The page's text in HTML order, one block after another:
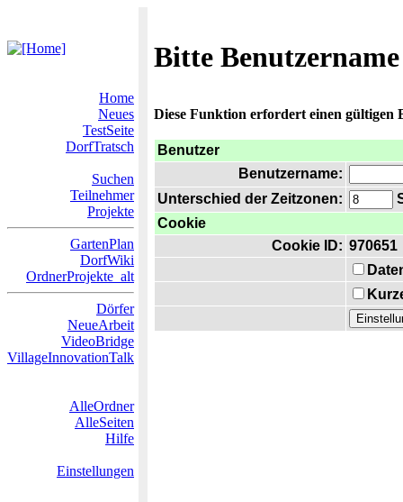
Bitte
Home
Neues
TestSeite
DorfTratsch
Suchen
Teilnehmer
Projekte
GartenPlan
DorfWiki
OrdnerProjekte_alt
Dörfer
NeueArbeit
VideoBridge
VillageInnovationTalk
AlleOrdner
AlleSeiten
Hilfe
Einstellungen
Diese Funktion erfordert einen gültigen
Benutzer
Benutzername:
Unterschied der Zeitzonen:
Cookie
Cookie ID: 970651